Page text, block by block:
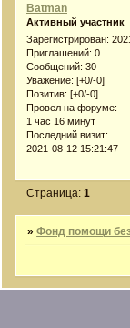
Batman
Активный участник
Зарегистрирован:
Приглашений: 0
Сообщений: 30
Уважение: [+0/-0]
Позитив: [+0/-0]
Провел на форуме:
1 час 16 минут
Последний визит:
2021-08-12 15:21:47
Страница:1
»Фонд помощи